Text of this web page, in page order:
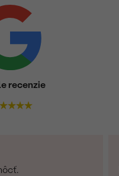
recenzie